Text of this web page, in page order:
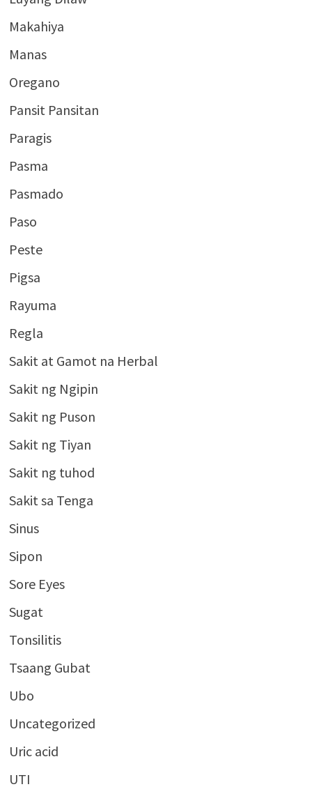
Makahiya
Manas
Oregano
Pansit Pansitan
Paragis
Pasma
Pasmado
Paso
Peste
Pigsa
Rayuma
Regla
Sakit at Gamot na Herbal
Sakit ng Ngipin
Sakit ng Puson
Sakit ng Tiyan
Sakit ng tuhod
Sakit sa Tenga
Sinus
Sipon
Sore Eyes
Sugat
Tonsilitis
Tsaang Gubat
Ubo
Uncategorized
Uric acid
UTI